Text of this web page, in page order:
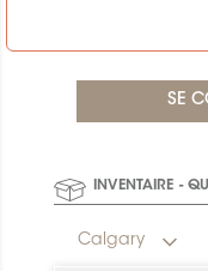
fois
Le PDSF affiché
Les prix doivent
dépasse
Pour les
INVENTAIRE -
Calgary